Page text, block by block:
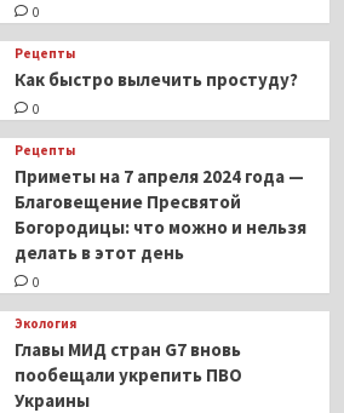
0
Рецепты
Как быстро вылечить простуду?
0
Рецепты
Приметы на 7 апреля 2024 года —
Благовещение Пресвятой
Богородицы: что можно и нельзя
делать в этот день
0
Экология
Главы МИД стран G7 вновь
пообещали укрепить ПВО
Украины